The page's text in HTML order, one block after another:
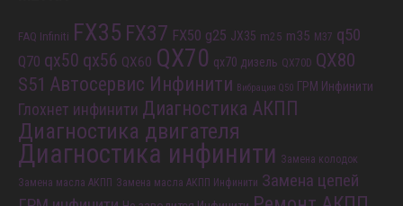
FAQ Infiniti FX35 FX37 FX50 g25 JX35 m25 m35 M37 q50
Q70 qx50 qx56 QX60 QX70 qx70 дизель QX70D QX80
S51 Автосервис Инфинити Вибрация Q50 ГРМ Инфинити
Глохнет инфинити Диагностика АКПП
Диагностика двигателя
Диагностика инфинити Замена колодок
Замена масла АКПП Замена масла АКПП Инфинити Замена цепей